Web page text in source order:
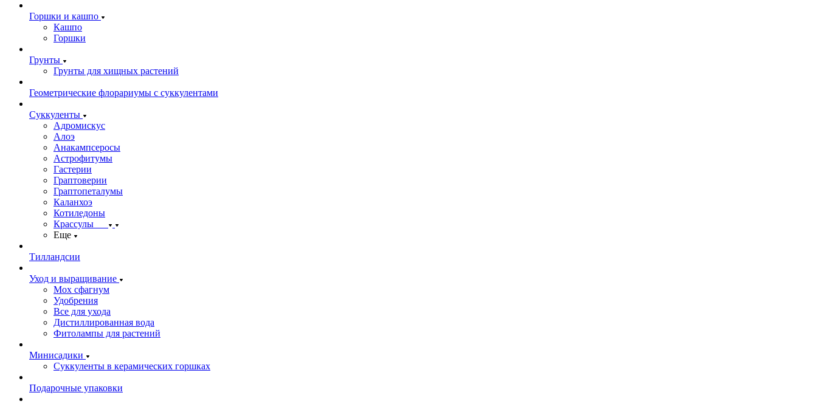
Горшки и кашпо
Кашпо
Горшки
Грунты
Грунты для хищных растений
Геометрические флорариумы с суккулентами
Суккуленты
Адромискус
Алоэ
Анакампсеросы
Астрофитумы
Гастерии
Граптоверии
Граптопеталумы
Каланхоэ
Котиледоны
Крассулы
Еще
Тилландсии
Уход и выращивание
Мох сфагнум
Удобрения
Все для ухода
Дистиллированная вода
Фитолампы для растений
Минисадики
Суккуленты в керамических горшках
Подарочные упаковки